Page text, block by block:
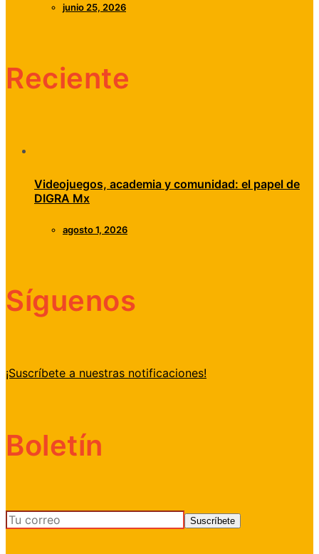
junio 25, 2026
Reciente
Videojuegos, academia y comunidad: el papel de
DIGRA Mx
agosto 1, 2026
Síguenos
¡Suscríbete a nuestras notificaciones!
Boletín